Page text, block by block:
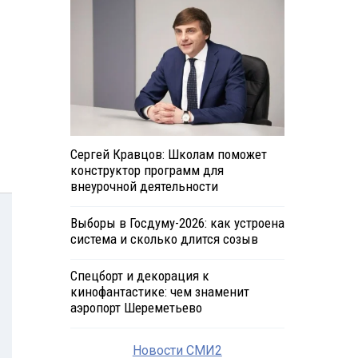
Сергей Кравцов: Школам поможет
конструктор программ для
внеурочной деятельности
Выборы в Госдуму-2026: как устроена
система и сколько длится созыв
Спецборт и декорация к
кинофантастике: чем знаменит
аэропорт Шереметьево
Новости СМИ2